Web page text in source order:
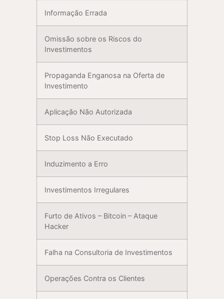
Informação Errada
Omissão sobre os Riscos do
Investimentos
Propaganda Enganosa na Oferta de
Investimento
Aplicação Não Autorizada
Stop Loss Não Executado
Induzimento a Erro
Investimentos Irregulares
Furto de Ativos – Bitcoin – Ataque
Hacker
Falha na Consultoria de Investimentos
Operações Contra os Clientes